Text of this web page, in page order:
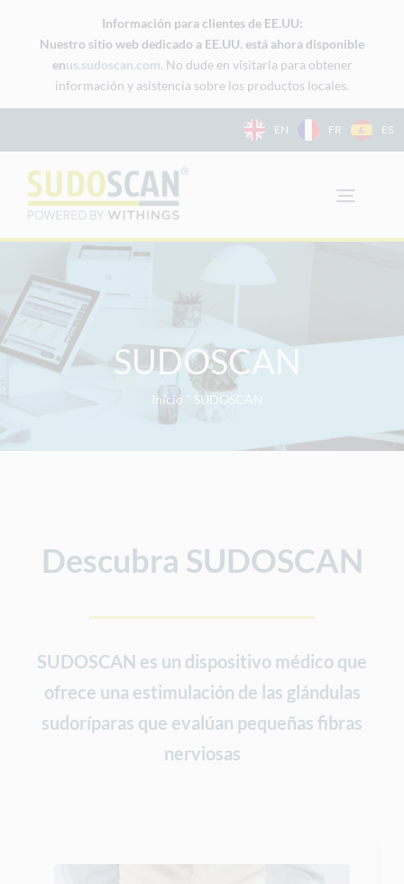
contenido
Información para clientes de EE.UU:
Nuestro sitio web dedicado a EE.UU. está ahora disponible
enus.sudoscan.com. No dude en visitarla para obtener
información y asistencia sobre los productos locales.
EN FR ES
SUDOSCAN
Inicio " SUDOSCAN
Descubra SUDOSCAN
SUDOSCAN es un dispositivo médico que
ofrece una estimulación de las glándulas
sudoríparas que evalúan pequeñas fibras
nerviosas